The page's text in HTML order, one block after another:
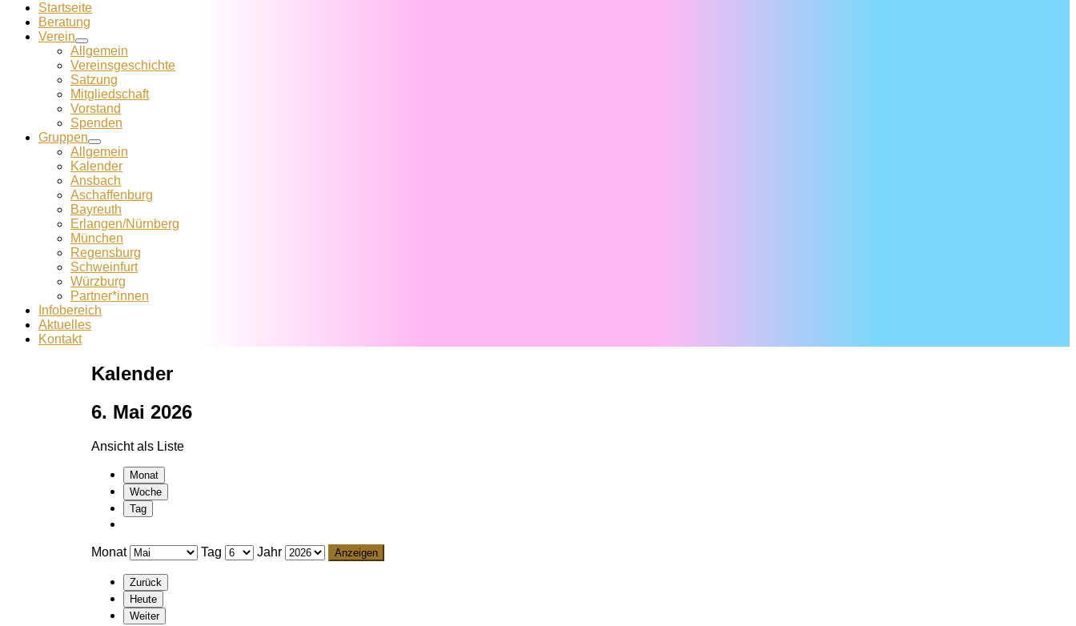
Startseite
Beratung
Verein
Allgemein
Vereins­geschichte
Satzung
Mitglied­schaft
Vorstand
Spenden
Gruppen
Allgemein
Kalender
Ansbach
Aschaffenburg
Bayreuth
Erlangen/Nürnberg
München
Regensburg
Schweinfurt
Würzburg
Partner*innen
Infobereich
Aktuelles
Kontakt
Kalender
6. Mai 2026
Ansicht als Liste
Monat
Woche
Tag
Monat Tag Jahr
Zurück
Heute
Weiter